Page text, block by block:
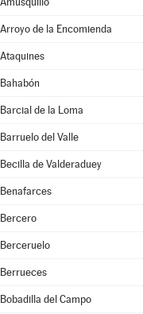
Arroyo de la Encomienda
Ataquines
Bahabón
Barcial de la Loma
Barruelo del Valle
Becilla de Valderaduey
Benafarces
Bercero
Berceruelo
Berrueces
Bobadilla del Campo